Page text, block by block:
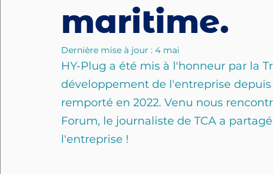
maritime.
Dernière mise à jour : 4 mai
HY-Plug a été mis à l'honneur par la
développement de l'entreprise
remporté en 2022. Venu nous
Forum, le journaliste de TCA a
l'entreprise !